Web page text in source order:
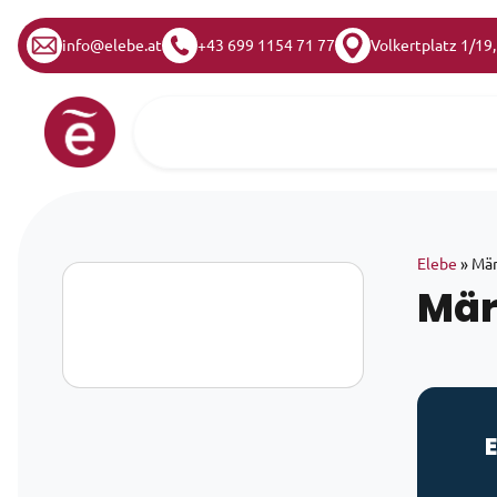
info@elebe.at +43 699 1154 71 77 Volkertplatz 1/
Zum Inhalt springen
Hauptnavigation
Elebe »